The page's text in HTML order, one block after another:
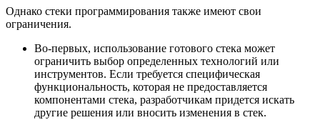
Однако стеки программирования также имеют свои
ограничения.
Во-первых, использование готового стека может
ограничить выбор определенных технологий или
инструментов. Если требуется специфическая
функциональность, которая не предоставляется
компонентами стека, разработчикам придется искать
другие решения или вносить изменения в стек.